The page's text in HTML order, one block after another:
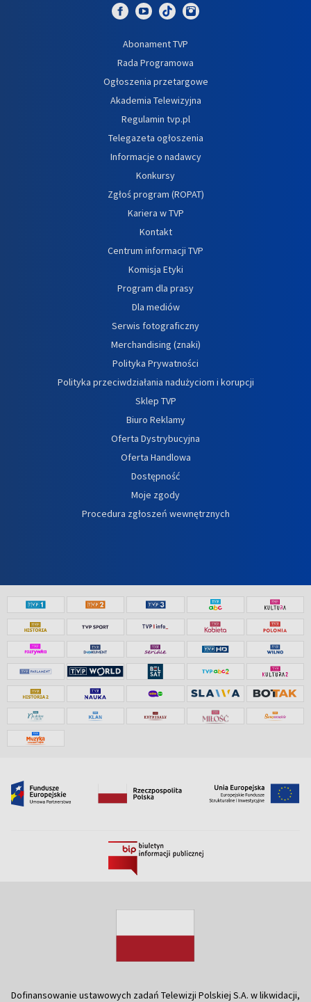
Abonament TVP
Rada Programowa
Ogłoszenia przetargowe
Akademia Telewizyjna
Regulamin tvp.pl
Telegazeta ogłoszenia
Informacje o nadawcy
Konkursy
Zgłoś program (ROPAT)
Kariera w TVP
Kontakt
Centrum informacji TVP
Komisja Etyki
Program dla prasy
Dla mediów
Serwis fotograficzny
Merchandising (znaki)
Polityka Prywatności
Polityka przeciwdziałania nadużyciom i korupcji
Sklep TVP
Biuro Reklamy
Oferta Dystrybucyjna
Oferta Handlowa
Dostępność
Moje zgody
Procedura zgłoszeń wewnętrznych
Dofinansowanie ustawowych zadań Telewizji Polskiej S.A. w likwidacji,